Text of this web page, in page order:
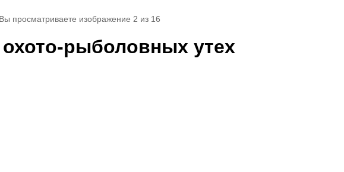
Вы просматриваете изображение 2 из 16
рыболовных утех